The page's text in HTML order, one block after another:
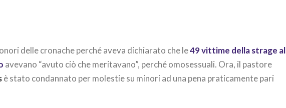
delle cronache perché aveva dichiarato che le49 vittime della strage al
avevano “avuto ciò che meritavano”, perché omosessuali. Ora, il pastore
è stato condannato per molestie su minori ad una pena praticamente pari